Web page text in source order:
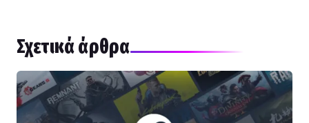
Σχετικά άρθρα